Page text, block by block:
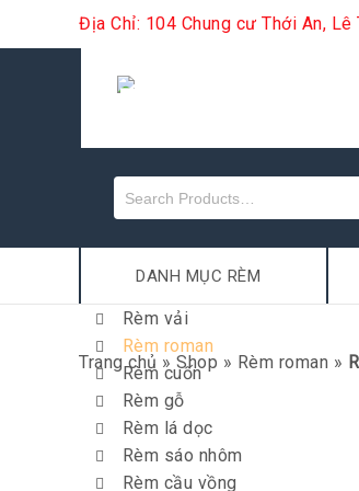
Địa Chỉ: 104 Chung cư Thới An, Lê
DANH MỤC RÈM
Rèm vải
Rèm roman
Rèm cuốn
Rèm gỗ
Rèm lá dọc
Rèm sáo nhôm
Rèm cầu vồng
Trang chủ » Shop » Rèm roman »